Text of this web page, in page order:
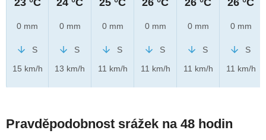
0 mm
S
15 km/h
0 mm
S
13 km/h
0 mm
S
11 km/h
0 mm
S
11 km/h
0 mm
S
11 km/h
0 mm
S
11 km/h
Pravděpodobnost srážek na 48 hodin